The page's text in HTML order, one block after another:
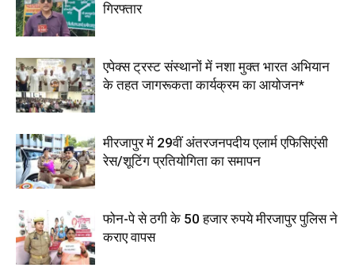
गिरफ्तार
एपेक्स ट्रस्ट संस्थानों में नशा मुक्त भारत अभियान
के तहत जागरूकता कार्यक्रम का आयोजन*
मीरजापुर में 29वीं अंतरजनपदीय एलार्म एफिसिएंसी
रेस/शूटिंग प्रतियोगिता का समापन
फोन-पे से ठगी के 50 हजार रुपये मीरजापुर पुलिस ने
कराए वापस